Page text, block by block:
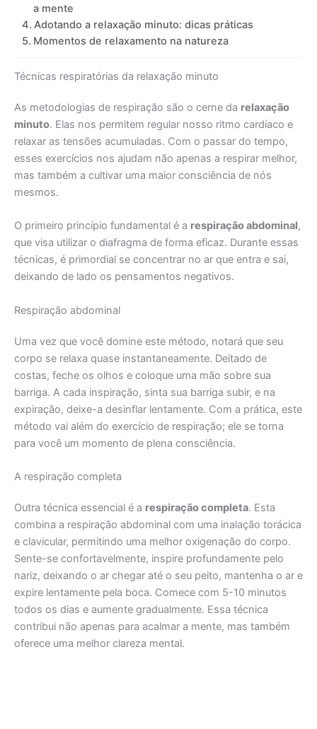
a mente
Adotando a relaxação minuto: dicas práticas
Momentos de relaxamento na natureza
Técnicas respiratórias da relaxação minuto
As metodologias de respiração são o cerne da relaxação
minuto. Elas nos permitem regular nosso ritmo cardíaco e
relaxar as tensões acumuladas. Com o passar do tempo,
esses exercícios nos ajudam não apenas a respirar melhor,
mas também a cultivar uma maior consciência de nós
mesmos.
O primeiro princípio fundamental é a respiração abdominal,
que visa utilizar o diafragma de forma eficaz. Durante essas
técnicas, é primordial se concentrar no ar que entra e sai,
deixando de lado os pensamentos negativos.
Respiração abdominal
Uma vez que você domine este método, notará que seu
corpo se relaxa quase instantaneamente. Deitado de
costas, feche os olhos e coloque uma mão sobre sua
barriga. A cada inspiração, sinta sua barriga subir, e na
expiração, deixe-a desinflar lentamente. Com a prática, este
método vai além do exercício de respiração; ele se torna
para você um momento de plena consciência.
A respiração completa
Outra técnica essencial é a respiração completa. Esta
combina a respiração abdominal com uma inalação torácica
e clavicular, permitindo uma melhor oxigenação do corpo.
Sente-se confortavelmente, inspire profundamente pelo
nariz, deixando o ar chegar até o seu peito, mantenha o ar e
expire lentamente pela boca. Comece com 5-10 minutos
todos os dias e aumente gradualmente. Essa técnica
contribui não apenas para acalmar a mente, mas também
oferece uma melhor clareza mental.